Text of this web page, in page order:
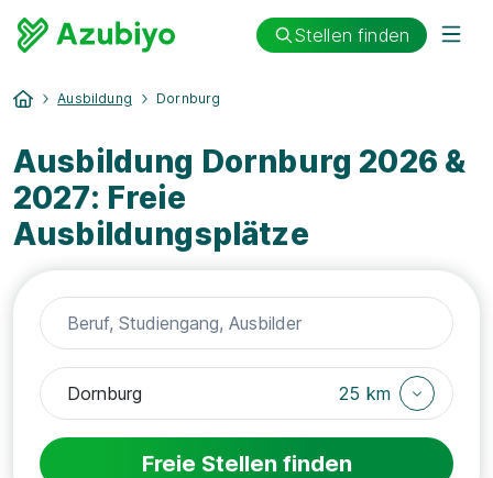
Stellen finden
Ausbildung Dornburg
Ausbildung Dornburg 2026 &
2027: Freie
Ausbildungsplätze
25 km
Freie Stellen finden